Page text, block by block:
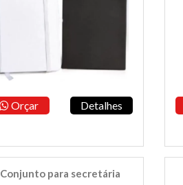
Orçar Detalhes
Conjunto para secretária